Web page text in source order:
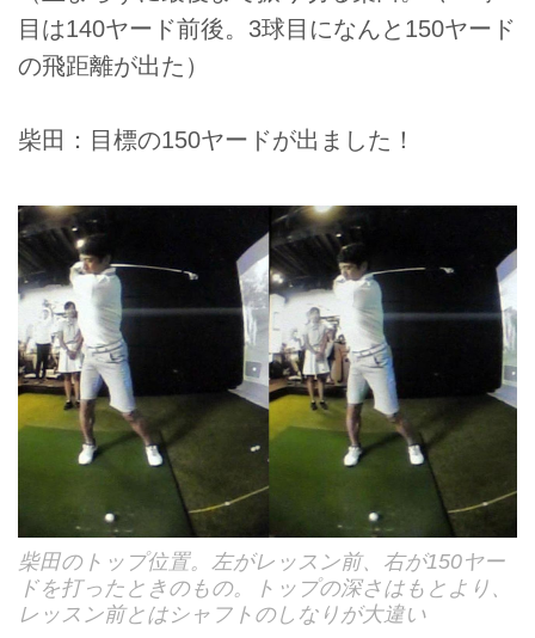
目は140ヤード前後。3球目になんと150ヤード
の飛距離が出た）
柴田：目標の150ヤードが出ました！
柴田のトップ位置。左がレッスン前、右が150ヤー
ドを打ったときのもの。トップの深さはもとより、
レッスン前とはシャフトのしなりが大違い